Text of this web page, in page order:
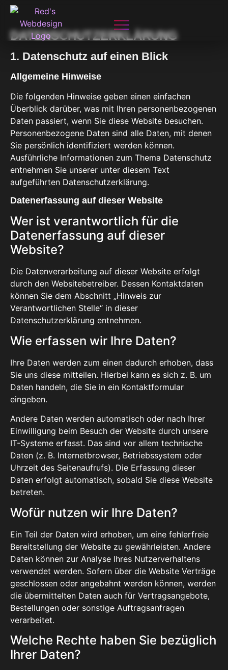
DATENSCHUTZ­ERKLÄRUNG
1. Datenschutz auf einen Blick
Allgemeine Hinweise
Die folgenden Hinweise geben einen einfachen
Überblick darüber, was mit Ihren personenbezogenen
Daten passiert, wenn Sie diese Website besuchen.
Personenbezogene Daten sind alle Daten, mit denen
Sie persönlich identifiziert werden können.
Ausführliche Informationen zum Thema Datenschutz
entnehmen Sie unserer unter diesem Text
aufgeführten Datenschutzerklärung.
Datenerfassung auf dieser Website
Wer ist verantwortlich für die
Datenerfassung auf dieser
Website?
Die Datenverarbeitung auf dieser Website erfolgt
durch den Websitebetreiber. Dessen Kontaktdaten
können Sie dem Abschnitt „Hinweis zur
Verantwortlichen Stelle“ in dieser
Datenschutzerklärung entnehmen.
Wie erfassen wir Ihre Daten?
Ihre Daten werden zum einen dadurch erhoben, dass
Sie uns diese mitteilen. Hierbei kann es sich z. B. um
Daten handeln, die Sie in ein Kontaktformular
eingeben.
Andere Daten werden automatisch oder nach Ihrer
Einwilligung beim Besuch der Website durch unsere
IT-Systeme erfasst. Das sind vor allem technische
Daten (z. B. Internetbrowser, Betriebssystem oder
Uhrzeit des Seitenaufrufs). Die Erfassung dieser
Daten erfolgt automatisch, sobald Sie diese Website
betreten.
Wofür nutzen wir Ihre Daten?
Ein Teil der Daten wird erhoben, um eine fehlerfreie
Bereitstellung der Website zu gewährleisten. Andere
Daten können zur Analyse Ihres Nutzerverhaltens
verwendet werden. Sofern über die Website Verträge
geschlossen oder angebahnt werden können, werden
die übermittelten Daten auch für Vertragsangebote,
Bestellungen oder sonstige Auftragsanfragen
verarbeitet.
Welche Rechte haben Sie bezüglich
Ihrer Daten?